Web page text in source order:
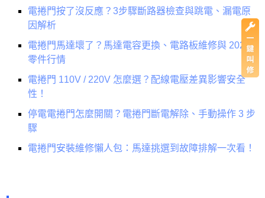
電捲門按了沒反應？3步驟斷路器檢查與跳電、漏電原
因解析
電捲門馬達壞了？馬達電容更換、電路板維修與 2026
零件行情
電捲門 110V / 220V 怎麼選？配線電壓差異影響安全
性！
停電電捲門怎麼開關？電捲門斷電解除、手動操作 3 步
驟
電捲門安裝維修懶人包：馬達挑選到故障排解一次看！